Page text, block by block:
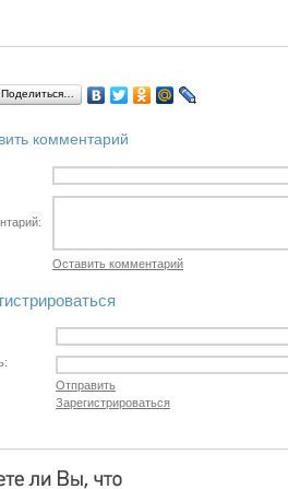
Поделиться…
комментарий
Оставить комментарий
Отправить
Зарегистрироваться